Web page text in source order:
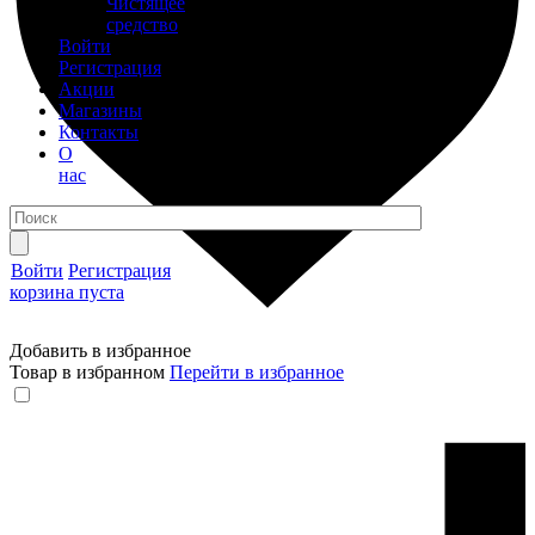
средство
Войти
Регистрация
Акции
Магазины
Контакты
О
нас
Войти Регистрация
корзина пуста
Добавить в избранное
Товар в избранном Перейти в избранное